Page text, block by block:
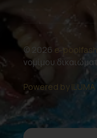
© 2026 e-
νομίμου
Powered by